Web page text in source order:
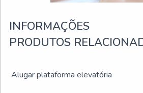
INFORMAÇÕES
PRODUTOS
Alugar plataforma elevatória